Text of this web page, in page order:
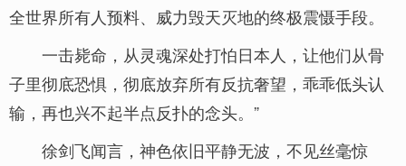
全世界所有人预料、威力毁天灭地的终极震慑手段。
一击毙命，从灵魂深处打怕日本人，让他们从骨
子里彻底恐惧，彻底放弃所有反抗奢望，乖乖低头认
输，再也兴不起半点反扑的念头。”
徐剑飞闻言，神色依旧平静无波，不见丝毫惊